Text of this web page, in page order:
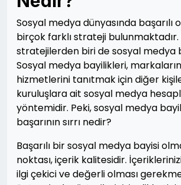
Sosyal medya dünyasında başarılı
birçok farklı strateji bulunmaktadır.
stratejilerden biri de sosyal medya
Sosyal medya bayilikleri,
hizmetlerini tanıtmak için diğer
kuruluşlara ait sosyal medya
yöntemidir. Peki, sosyal medya
başarının sırrı nedir?
Başarılı bir sosyal medya bayisi
noktası, içerik kalitesidir.
ilgi çekici ve değerli olması